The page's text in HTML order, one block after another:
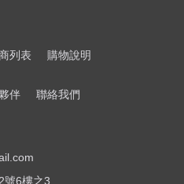
列表 購物說明
伴 聯絡我們
號6樓之3